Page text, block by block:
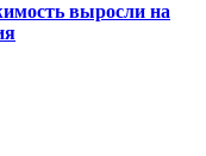
выросли на